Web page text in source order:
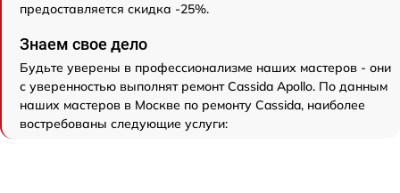
предоставляется скидка -25%.
Знаем свое дело
Будьте уверены в профессионализме наших мастеров - они
с уверенностью выполнят ремонт Cassida Apollo. По данным
наших мастеров в Москве по ремонту Cassida, наиболее
востребованы следующие услуги: